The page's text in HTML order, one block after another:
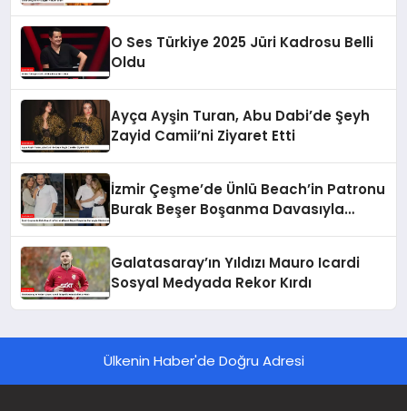
O Ses Türkiye 2025 Jüri Kadrosu Belli
Oldu
Ayça Ayşin Turan, Abu Dabi’de Şeyh
Zayid Camii’ni Ziyaret Etti
İzmir Çeşme’de Ünlü Beach’in Patronu
Burak Beşer Boşanma Davasıyla
Galatasaray’ın Yıldızı Mauro Icardi
Sosyal Medyada Rekor Kırdı
Ülkenin Haber'de Doğru Adresi